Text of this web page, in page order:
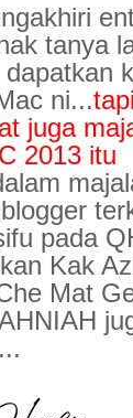
tanya
ni...
juga
2013 itu
pada
Kak
Mat